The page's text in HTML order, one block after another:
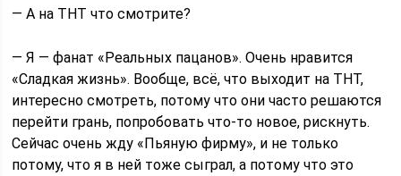
— А на ТНТ что смотрите?
— Я — фанат «Реальных пацанов». Очень нравится
«Сладкая жизнь». Вообще, всё, что выходит на ТНТ,
интересно смотреть, потому что они часто решаются
перейти грань, попробовать что-то новое, рискнуть.
Сейчас очень жду «Пьяную фирму», и не только
потому, что я в ней тоже сыграл, а потому что это